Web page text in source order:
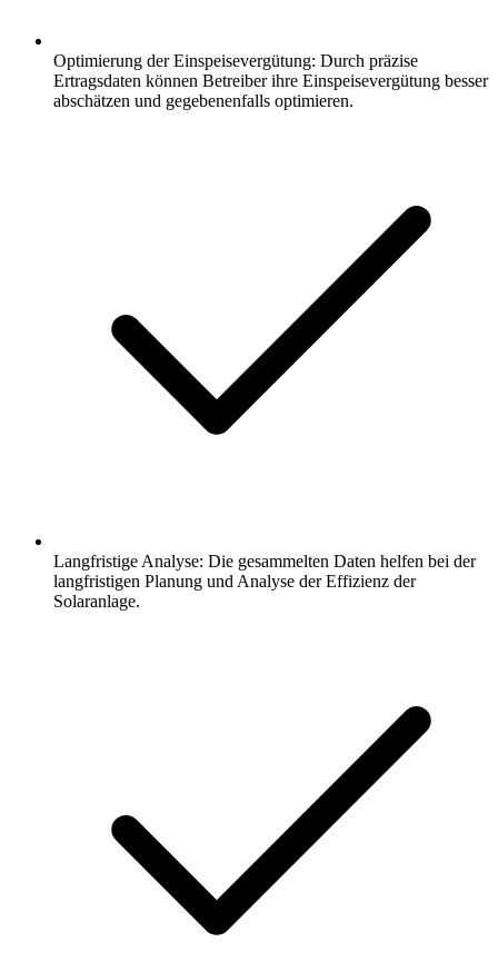
Optimierung der Einspeisevergütung: Durch präzise
Ertragsdaten können Betreiber ihre Einspeisevergütung besser
abschätzen und gegebenenfalls optimieren.
Langfristige Analyse: Die gesammelten Daten helfen bei der
langfristigen Planung und Analyse der Effizienz der
Solaranlage.